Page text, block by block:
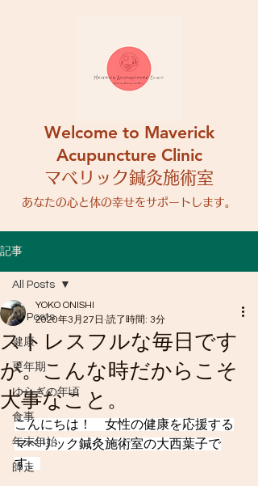
Welcome to Maverick
Acupuncture Clinic
マベリック鍼灸施術室
​あなたの心と体の幸せをサポートします。
記事
All Posts
健康
更年期
ゆらぎの年頃
食事
年末年始
師走
All Posts
ストレスフルな毎日です
が。こんな時だからこそ
大事なこと。
YOKO ONISHI
2020年3月27日 読了時間: 3分
こんにちは！　女性の健康を応援する
マベリック鍼灸施術室の大西葉子で
す。